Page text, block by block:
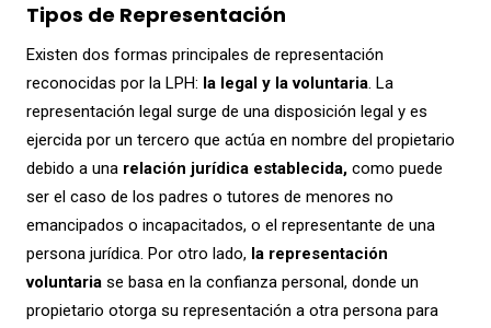
Tipos de Representación
Existen dos formas principales de representación
reconocidas por la LPH: la legal y la voluntaria. La
representación legal surge de una disposición legal y es
ejercida por un tercero que actúa en nombre del propietario
debido a una relación jurídica establecida,como puede
ser el caso de los padres o tutores de menores no
emancipados o incapacitados, o el representante de una
persona jurídica. Por otro lado, la representación
voluntariase basa en la confianza personal, donde un
propietario otorga su representación a otra persona para